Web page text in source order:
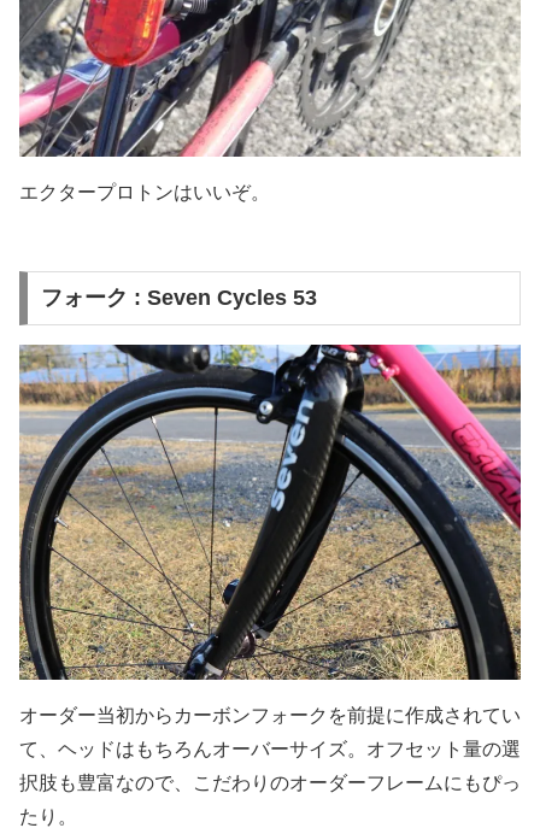
エクタープロトンはいいぞ。
フォーク : Seven Cycles 53
オーダー当初からカーボンフォークを前提に作成されてい
て、ヘッドはもちろんオーバーサイズ。オフセット量の選
択肢も豊富なので、こだわりのオーダーフレームにもぴっ
たり。